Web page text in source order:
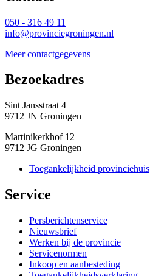
050 - 316 49 11
info@provinciegroningen.nl
Meer contactgegevens
Bezoekadres
Sint Jansstraat 4
9712 JN Groningen
Martinikerkhof 12
9712 JG Groningen
Toegankelijkheid provinciehuis
Service
Persberichtenservice
Nieuwsbrief
Werken bij de provincie
Servicenormen
Inkoop en aanbesteding